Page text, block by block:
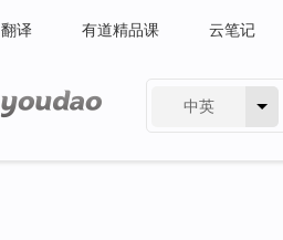
翻译 有道精品课 云笔记
中英